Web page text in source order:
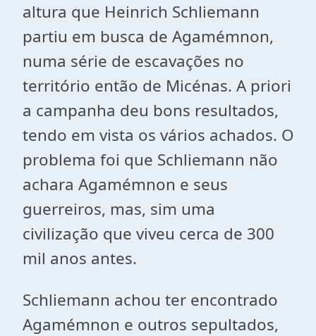
altura que Heinrich Schliemann
partiu em busca de Agamémnon,
numa série de escavações no
território então de Micénas. A priori
a campanha deu bons resultados,
tendo em vista os vários achados. O
problema foi que Schliemann não
achara Agamémnon e seus
guerreiros, mas, sim uma
civilização que viveu cerca de 300
mil anos antes.
Schliemann achou ter encontrado
Agamémnon e outros sepultados,